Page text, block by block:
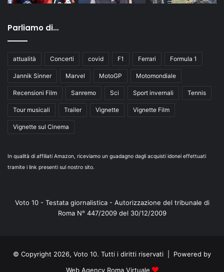
Parliamo di…
attualità Concerti covid F1 Ferrari Formula 1
Jannik Sinner Marvel MotoGP Motomondiale
Recensioni Film Sanremo Sci Sport invernali Tennis
Tour musicali Trailer Vignette Vignette Film
Vignette sul Cinema
In qualità di affiliati Amazon, riceviamo un guadagno dagli acquisti idonei effettuati
tramite i link presenti sul nostro sito.
Voto 10 - Testata giornalistica - Autorizzazione del tribunale di
Roma N° 447/2009 del 30/12/2009
© Copyright 2026, Voto 10. Tutti i diritti riservati | Powered by
Web Agency Roma Virtuale